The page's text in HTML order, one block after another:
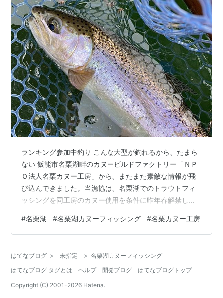
ランキング参加中釣り こんな大型が釣れるから、たまら
ない 飯能市名栗湖畔のカヌービルドファクトリー「ＮＰ
Ｏ法人名栗カヌー工房」から、またまた素敵な情報が飛
び込んできました。当漁協は、名栗湖でのトラウトフィ
ッシングを同工房のカヌー使用を条件に昨年春解禁し、
がルアーで釣れていることをお伝えしてきましたが、今
年は昨年を上回る釣果に恵まれているようで、リピータ
ト！ ４月になって暖かな日が続いていることもあり、カ
ヌーフィッシングによる釣果も昨年同期と比較して好調
です。今回、当ブログで紹介するのは、20日の…
#名栗湖 #名栗湖カヌーフィッシング #名栗カヌー工房
はてなブログ > 未指定 > 名栗湖カヌーフィッシング
はてなブログ タグとは
ヘルプ 開発ブログ
はてなブログトップ
Copyright (C) 2001-2026 Hatena.